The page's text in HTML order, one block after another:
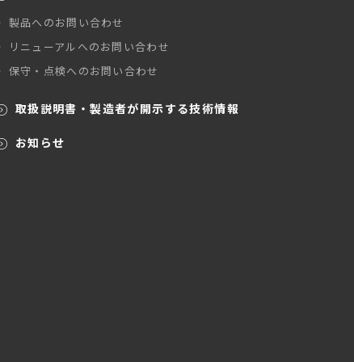
製品へのお問い合わせ
リニューアルへのお問い合わせ
保守・点検へのお問い合わせ
取扱説明書・製造者が開示する技術情報
お知らせ